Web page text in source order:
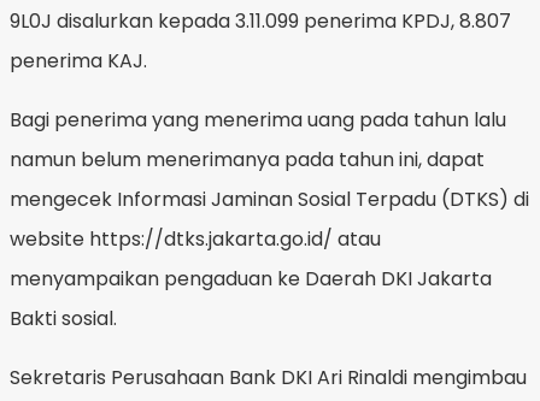
9L0J disalurkan kepada 3.11.099 penerima KPDJ, 8.807
penerima KAJ.
Bagi penerima yang menerima uang pada tahun lalu
namun belum menerimanya pada tahun ini, dapat
mengecek Informasi Jaminan Sosial Terpadu (DTKS) di
website https://dtks.jakarta.go.id/ atau
menyampaikan pengaduan ke Daerah DKI Jakarta
Bakti sosial.
Sekretaris Perusahaan Bank DKI Ari Rinaldi mengimbau